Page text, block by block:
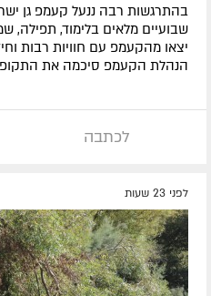
בהתרגשות רבה ננעל קעמפ גן
שבועיים מלאים בלימוד, תפילה,
יצאו מהקעמפ עם חוויות רבות
הנהלת הקעמפ סיכמה את
לכתבה
לפני 23 שעות